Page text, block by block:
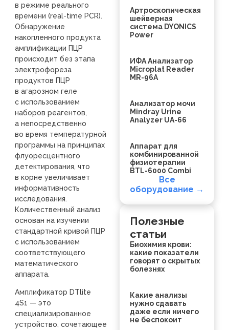
в режиме реального
времени (real-time PCR).
Обнаружение
накопленного продукта
амплификации ПЦР
происходит без этапа
электрофореза
продуктов ПЦР
в агарозном геле
с использованием
наборов реагентов,
а непосредственно
во время температурной
программы на принципах
флуоресцентного
детектирования, что
в корне увеличивает
информативность
исследования.
Количественный анализ
основан на изучении
стандартной кривой ПЦР
с использованием
соответствующего
математического
аппарата.
Амплификатор DTlite
4S1 — это
специализированное
устройство, сочетающее
Артроскопическая
шейверная
система DYONICS
Power
ИФА Анализатор
Microplat Reader
MR-96A
Анализатор мочи
Mindray Urine
Analyzer UA-66
Аппарат для
комбинированной
физиотерапии
BTL-6000 Combi
Все
оборудование →
Полезные
статьи
Биохимия крови:
какие показатели
говорят о скрытых
болезнях
Какие анализы
нужно сдавать
даже если ничего
не беспокоит